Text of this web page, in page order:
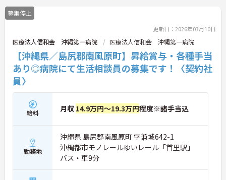
募集停止
更新日：2026年03月10日
医療法人信和会 沖縄第一病院 医療法人信和会 沖縄第一病院
【沖縄県／島尻郡南風原町】昇給賞与・各種手当
あり◎病院にて生活相談員の募集です！〈契約社
員〉
給料 月収 14.9万円～19.3万円程度※諸手当込
勤務地
沖縄県 島尻郡南風原町 字兼城642-1
沖縄都市モノレールゆいレール「首里駅」
バス・車9分